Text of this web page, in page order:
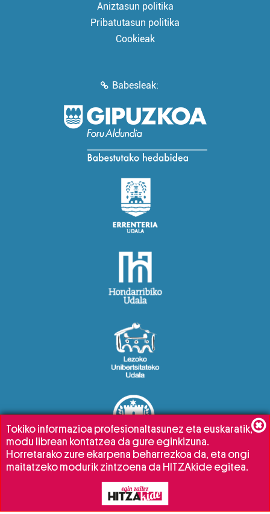
Aniztasun politika
Pribatutasun politika
Cookieak
Babesleak:
Tokiko informazioa profesionaltasunez eta euskaratik,
modu librean kontatzea da gure eginkizuna.
Horretarako zure ekarpena beharrezkoa da, eta ongi
maitatzeko modurik zintzoena da HITZAkide egitea.